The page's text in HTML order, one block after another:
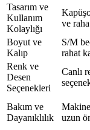
Tasarım ve
Kullanım
Kolaylığı
ve
Boyut ve
Kalıp
S/M
rahat
Renk ve
Desen
Seçenekleri
Canlı
Bakım ve
Dayanıklılık
uzun